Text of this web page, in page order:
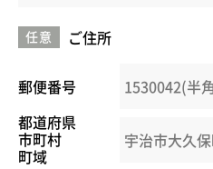
ご住所
任意
郵便番号
都道府県
市町村
町域